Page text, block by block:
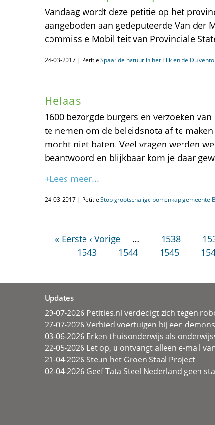
Vandaag wordt deze petitie op het
aangeboden aan gedeputeerde Van der
commissie Mobiliteit van Provinciale
24-03-2017 | Petitie Spaar de natuur in het Blik en de
Helaas
1600 bezorgde burgers en verzoeken
te nemen om de beleidsnota af te
mocht niet baten. Veel vragen werden
beantwoord en blijkbaar kom je daar
+Lees meer...
24-03-2017 | Petitie Stop grootschalige bomenkap gemeente
« Eerste ‹ Vorige … 1538
1543
1544 1545
Updates
29-07-2026 Petities.nl verdedigt zich tegen
27-07-2026 Verbied voertuigen bij een
03-06-2026 Erken thuisonderwijs als
22-05-2026 Let op, u ontvangt alleen e-mail
21-04-2026 Steun het Groen Staal Project
02-04-2026 Geef Tata Steel Nederland geen